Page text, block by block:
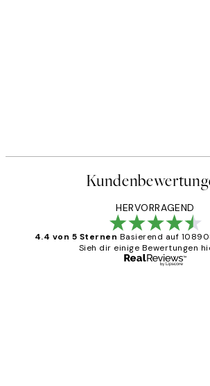
HERVORRAGEND
4.4 von 5 Sternen Basierend auf
Sieh dir einige Bewertungen